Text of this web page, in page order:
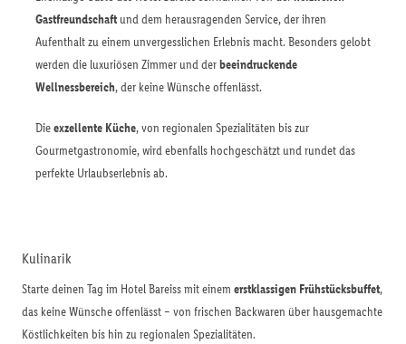
Gastfreundschaft und dem herausragenden Service, der ihren
Aufenthalt zu einem unvergesslichen Erlebnis macht. Besonders gelobt
werden die luxuriösen Zimmer und derbeeindruckende
Wellnessbereich, der keine Wünsche offenlässt.
Dieexzellente Küche, von regionalen Spezialitäten bis zur
Gourmetgastronomie, wird ebenfalls hochgeschätzt und rundet das
perfekte Urlaubserlebnis ab.
Kulinarik
Starte deinen Tag im Hotel Bareiss mit einem erstklassigen Frühstücksbuffet,
das keine Wünsche offenlässt – von frischen Backwaren über hausgemachte
Köstlichkeiten bis hin zu regionalen Spezialitäten.